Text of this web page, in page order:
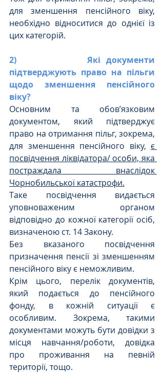
для зменшення пенсійного віку,
необхідно відноситися до однієї із
цих категорій.
2)             Які документи
підтверджують право на пільги
щодо зменшення пенсійного
віку?
Основним та обов’язковим
документом, який підтверджує
право на отримання пільг, зокрема,
для зменшення пенсійного віку, є
посвідчення ліквідатора/ особи, яка
постраждала внаслідок
Чорнобильської катастрофи.
Таке посвідчення видається
уповноваженим органом
відповідно до кожної категорії осіб,
визначеною ст. 14 Закону.
Без вказаного посвідчення
призначення пенсії зі зменшенням
пенсійного віку є неможливим.
Крім цього, перелік документів,
який подається до пенсійного
фонду, в кожній ситуації є
особливим. Зокрема, такими
документами можуть бути довідки з
місця навчання/роботи, довідка
про проживання на певній
території, тощо.